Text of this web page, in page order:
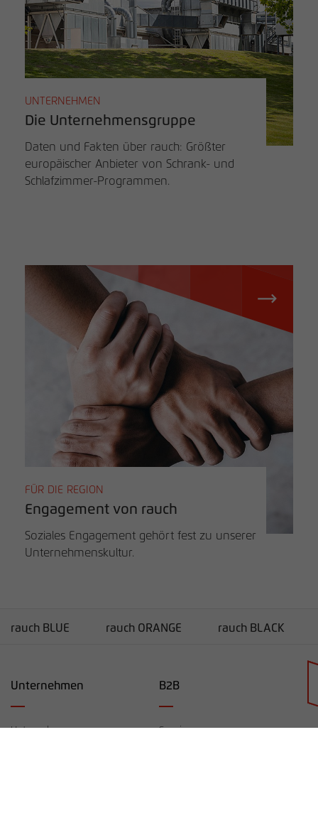
UNTERNEHMEN
Die Unternehmensgruppe
Daten und Fakten über rauch: Größter
europäischer Anbieter von Schrank- und
Schlafzimmer-Programmen.
FÜR DIE REGION
Engagement von rauch
Soziales Engagement gehört fest zu unserer
Unternehmenskultur.
rauch BLUE rauch ORANGE rauch BLACK
Unternehmen
Unternehmen
B2B
Service